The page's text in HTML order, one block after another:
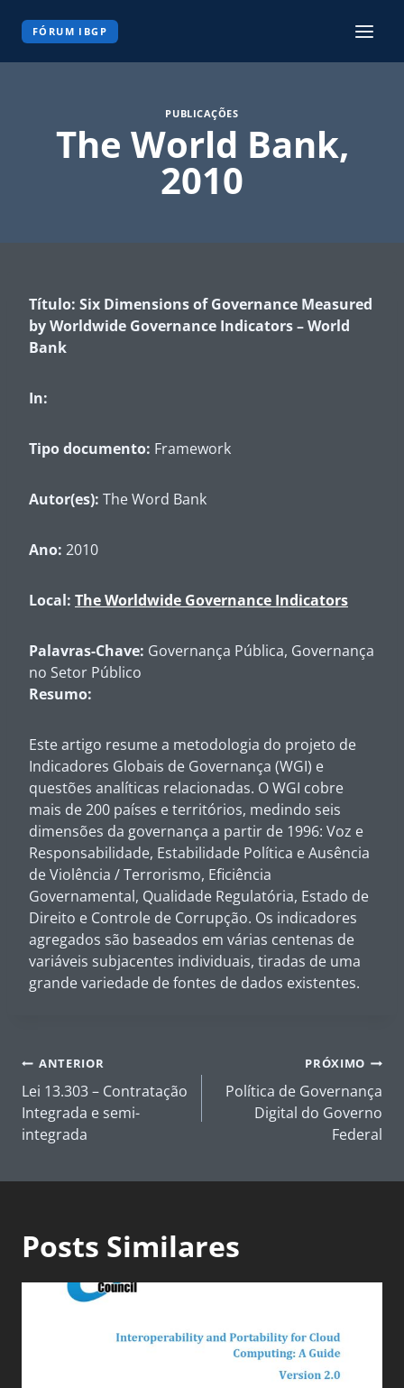
FÓRUM IBGP
PUBLICAÇÕES
The World Bank,
2010
Título: Six Dimensions of Governance Measured
by Worldwide Governance Indicators – World
Bank
In:
Tipo documento: Framework
Autor(es): The Word Bank
Ano: 2010
Local: The Worldwide Governance Indicators
Palavras-Chave: Governança Pública, Governança
no Setor Público
Resumo:
Este artigo resume a metodologia do projeto de
Indicadores Globais de Governança (WGI) e
questões analíticas relacionadas. O WGI cobre
mais de 200 países e territórios, medindo seis
dimensões da governança a partir de 1996: Voz e
Responsabilidade, Estabilidade Política e Ausência
de Violência / Terrorismo, Eficiência
Governamental, Qualidade Regulatória, Estado de
Direito e Controle de Corrupção. Os indicadores
agregados são baseados em várias centenas de
variáveis subjacentes individuais, tiradas de uma
grande variedade de fontes de dados existentes.
Navegação
de
Post
ANTERIOR
Lei 13.303 – Contratação
Integrada e semi-
integrada
PRÓXIMO
Política de Governança
Digital do Governo
Federal
Posts Similares